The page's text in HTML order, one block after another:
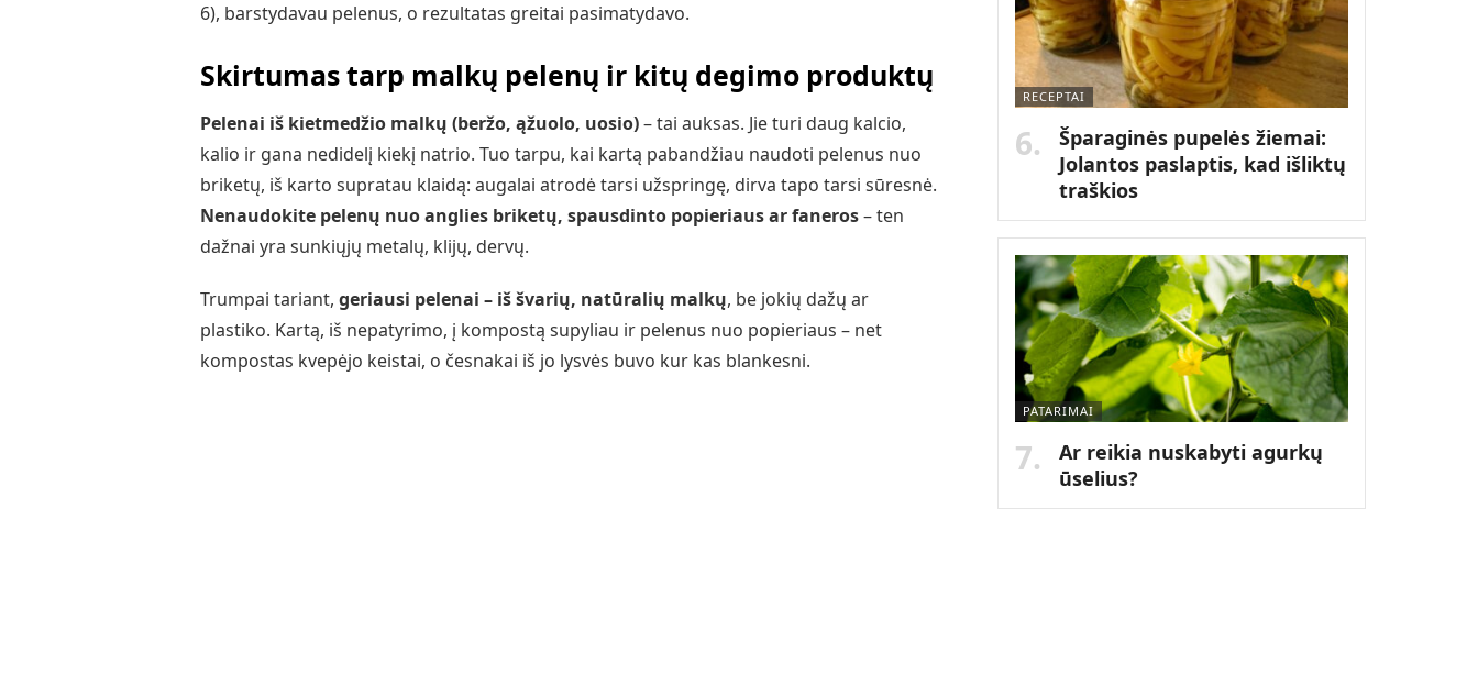
6), barstydavau pelenus, o rezultatas greitai pasimatydavo.
Skirtumas tarp malkų pelenų ir kitų degimo produktų
Pelenai iš kietmedžio malkų (beržo, ąžuolo, uosio)– tai auksas. Jie turi daug kalcio,
kalio ir gana nedidelį kiekį natrio. Tuo tarpu, kai kartą pabandžiau naudoti pelenus nuo
briketų, iš karto supratau klaidą: augalai atrodė tarsi užspringę, dirva tapo tarsi sūresnė.
Nenaudokite pelenų nuo anglies briketų, spausdinto popieriaus ar faneros– ten
dažnai yra sunkiųjų metalų, klijų, dervų.
Trumpai tariant, geriausi pelenai – iš švarių, natūralių malkų, be jokių dažų ar
plastiko. Kartą, iš nepatyrimo, į kompostą supyliau ir pelenus nuo popieriaus – net
kompostas kvepėjo keistai, o česnakai iš jo lysvės buvo kur kas blankesni.
RECEPTAI
Šparaginės pupelės žiemai:
Jolantos paslaptis, kad išliktų
traškios
PATARIMAI
Ar reikia nuskabyti agurkų
ūselius?